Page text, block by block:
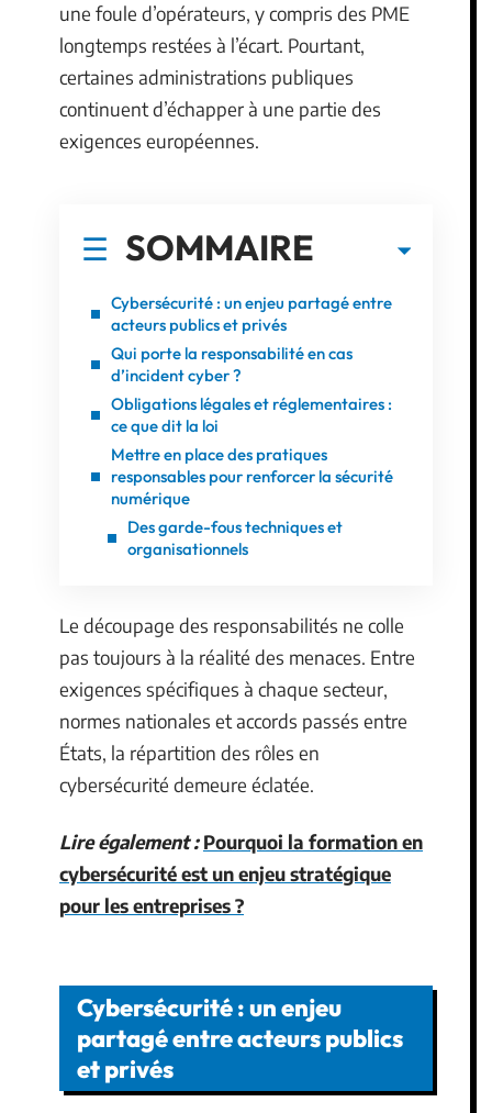
une foule d’opérateurs, y compris des PME
longtemps restées à l’écart. Pourtant,
certaines administrations publiques
continuent d’échapper à une partie des
exigences européennes.
SOMMAIRE
Cybersécurité : un enjeu partagé entre
acteurs publics et privés
Qui porte la responsabilité en cas
d’incident cyber ?
Obligations légales et réglementaires :
ce que dit la loi
Mettre en place des pratiques
responsables pour renforcer la sécurité
numérique
Des garde-fous techniques et
organisationnels
Le découpage des responsabilités ne colle
pas toujours à la réalité des menaces. Entre
exigences spécifiques à chaque secteur,
normes nationales et accords passés entre
États, la répartition des rôles en
cybersécurité demeure éclatée.
Lire également : Pourquoi la formation en
cybersécurité est un enjeu stratégique
pour les entreprises ?
Cybersécurité : un enjeu
partagé entre acteurs publics
et privés